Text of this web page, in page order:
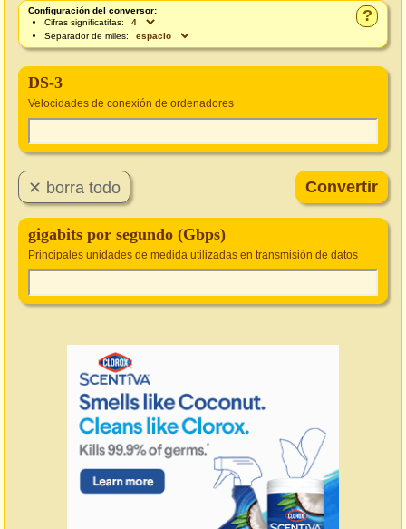
?
Configuración del conversor:
Cifras significatifas:
Separador de miles:
DS-3
Velocidades de conexión de ordenadores
gigabits por segundo (Gbps)
Principales unidades de medida utilizadas en transmisión de datos